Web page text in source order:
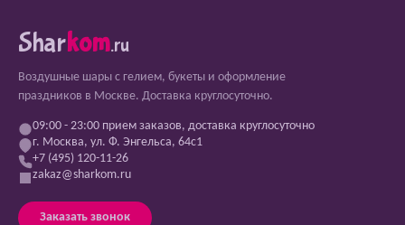
Sharkom.ru
Воздушные шары с гелием, букеты и оформление
праздников в Москве. Доставка круглосуточно.
09:00 - 23:00 прием заказов, доставка круглосуточно
г. Москва, ул. Ф. Энгельса, 64с1
+7 (495) 120-11-26
zakaz@sharkom.ru
Заказать звонок